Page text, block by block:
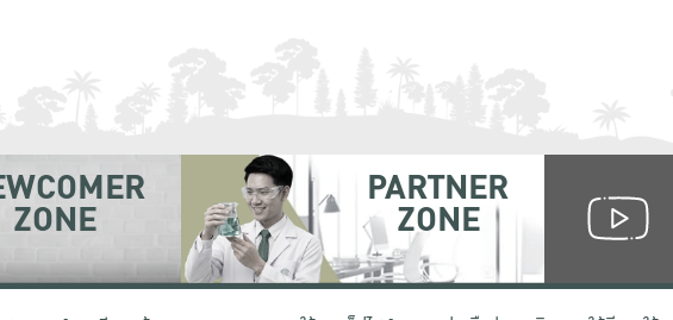
ZONE
PARTNER
ZONE